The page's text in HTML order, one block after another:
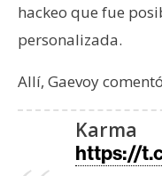
hackeo que fue
personalizada.
Allí, Gaevoy
https://